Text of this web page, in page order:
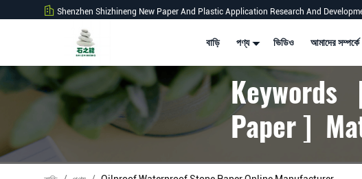
Shenzhen Shizhineng New Paper And Plastic Application Research And
বাড়ি পণ্য ভিডিও আমাদের সম্পর্কে
Keywords
Paper ]